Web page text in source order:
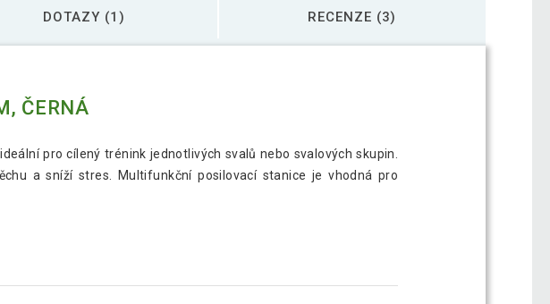
DOTAZY (1) RECENZE (3)
ČERNÁ
pro cílený trénink jednotlivých svalů nebo svalových skupin.
a sníží stres. Multifunkční posilovací stanice je vhodná pro